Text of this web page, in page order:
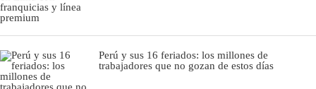
Perú y sus 16 feriados: los millones de
trabajadores que no gozan de estos días